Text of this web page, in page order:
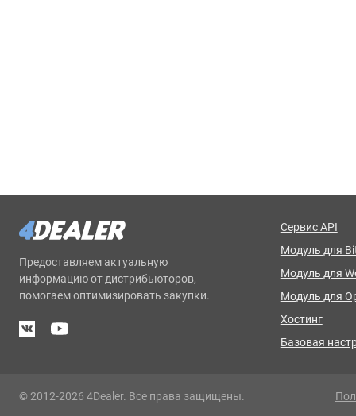
Предоставляем актуальную
информацию от дистрибьюторов,
помогаем оптимизировать закупки.
Сервис API
Модуль для
Модуль для
Модуль для
Хостинг
Базовая
© 2012-2026 4Dealer. Все права защищены.